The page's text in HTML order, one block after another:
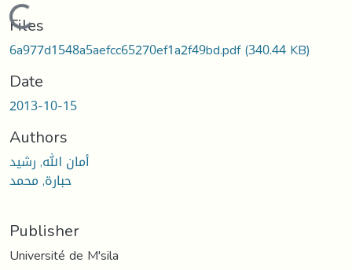
Loading...
Files
6a977d1548a5aefcc65270ef1a2f49bd.pdf(340.44 KB)
Date
2013-10-15
Authors
أمان الله, رشيد
حبارة, محمد
Publisher
Université de M'sila